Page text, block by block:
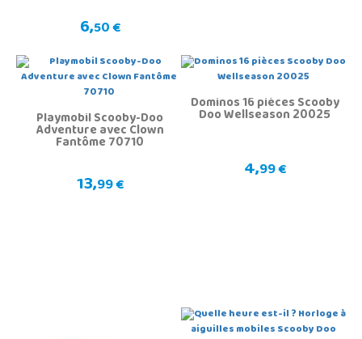
6,50 €
Playmobil Scooby-Doo
Adventure avec Clown
Fantôme 70710
13,99 €
Dominos 16 pièces Scooby
Doo Wellseason 20025
4,99 €